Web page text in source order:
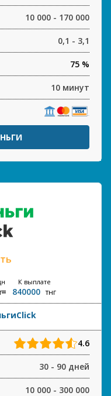
10 000 - 170 000
0,1 - 3,1
75 %
10 минут
К выплате
840000 тнг
4.6
30 - 90 дней
10 000 - 300 000